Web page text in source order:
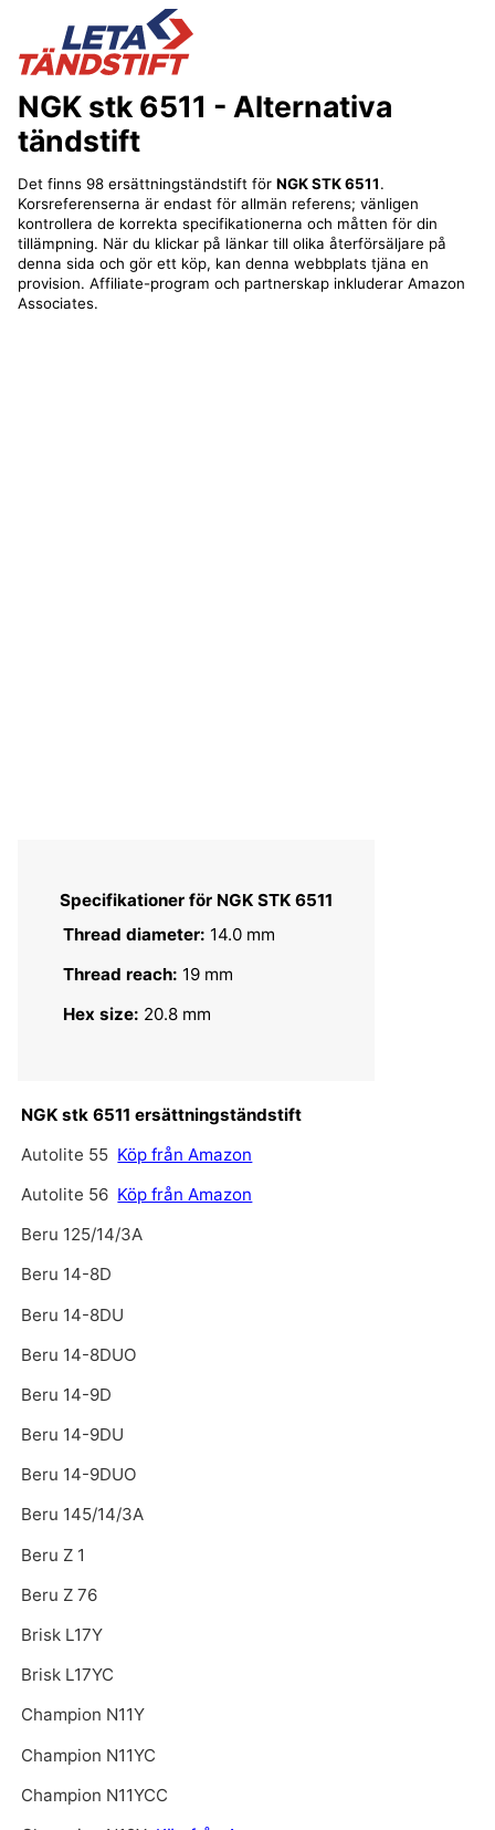
NGK stk 6511 - Alternativa
tändstift
Det finns 98 ersättningständstift för NGK STK 6511.
Korsreferenserna är endast för allmän referens; vänligen
kontrollera de korrekta specifikationerna och måtten för din
tillämpning. När du klickar på länkar till olika återförsäljare på
denna sida och gör ett köp, kan denna webbplats tjäna en
provision. Affiliate-program och partnerskap inkluderar Amazon
Associates.
Specifikationer för NGK STK 6511
Thread diameter: 14.0 mm
Thread reach: 19 mm
Hex size: 20.8 mm
NGK stk 6511 ersättningständstift
Autolite 55 Köp från Amazon
Autolite 56 Köp från Amazon
Beru 125/14/3A
Beru 14-8D
Beru 14-8DU
Beru 14-8DUO
Beru 14-9D
Beru 14-9DU
Beru 14-9DUO
Beru 145/14/3A
Beru Z 1
Beru Z 76
Brisk L17Y
Brisk L17YC
Champion N11Y
Champion N11YC
Champion N11YCC